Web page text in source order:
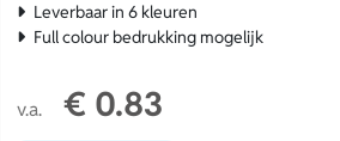
Leverbaar in 6 kleuren
Full colour bedrukking mogelijk
v.a. € 0.83